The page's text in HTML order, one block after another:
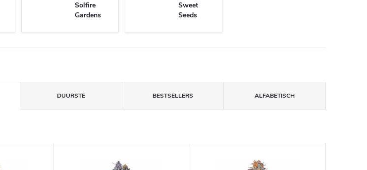
Solfire
Gardens
Sweet
Seeds
DUURSTE BESTSELLERS ALFABETISCH